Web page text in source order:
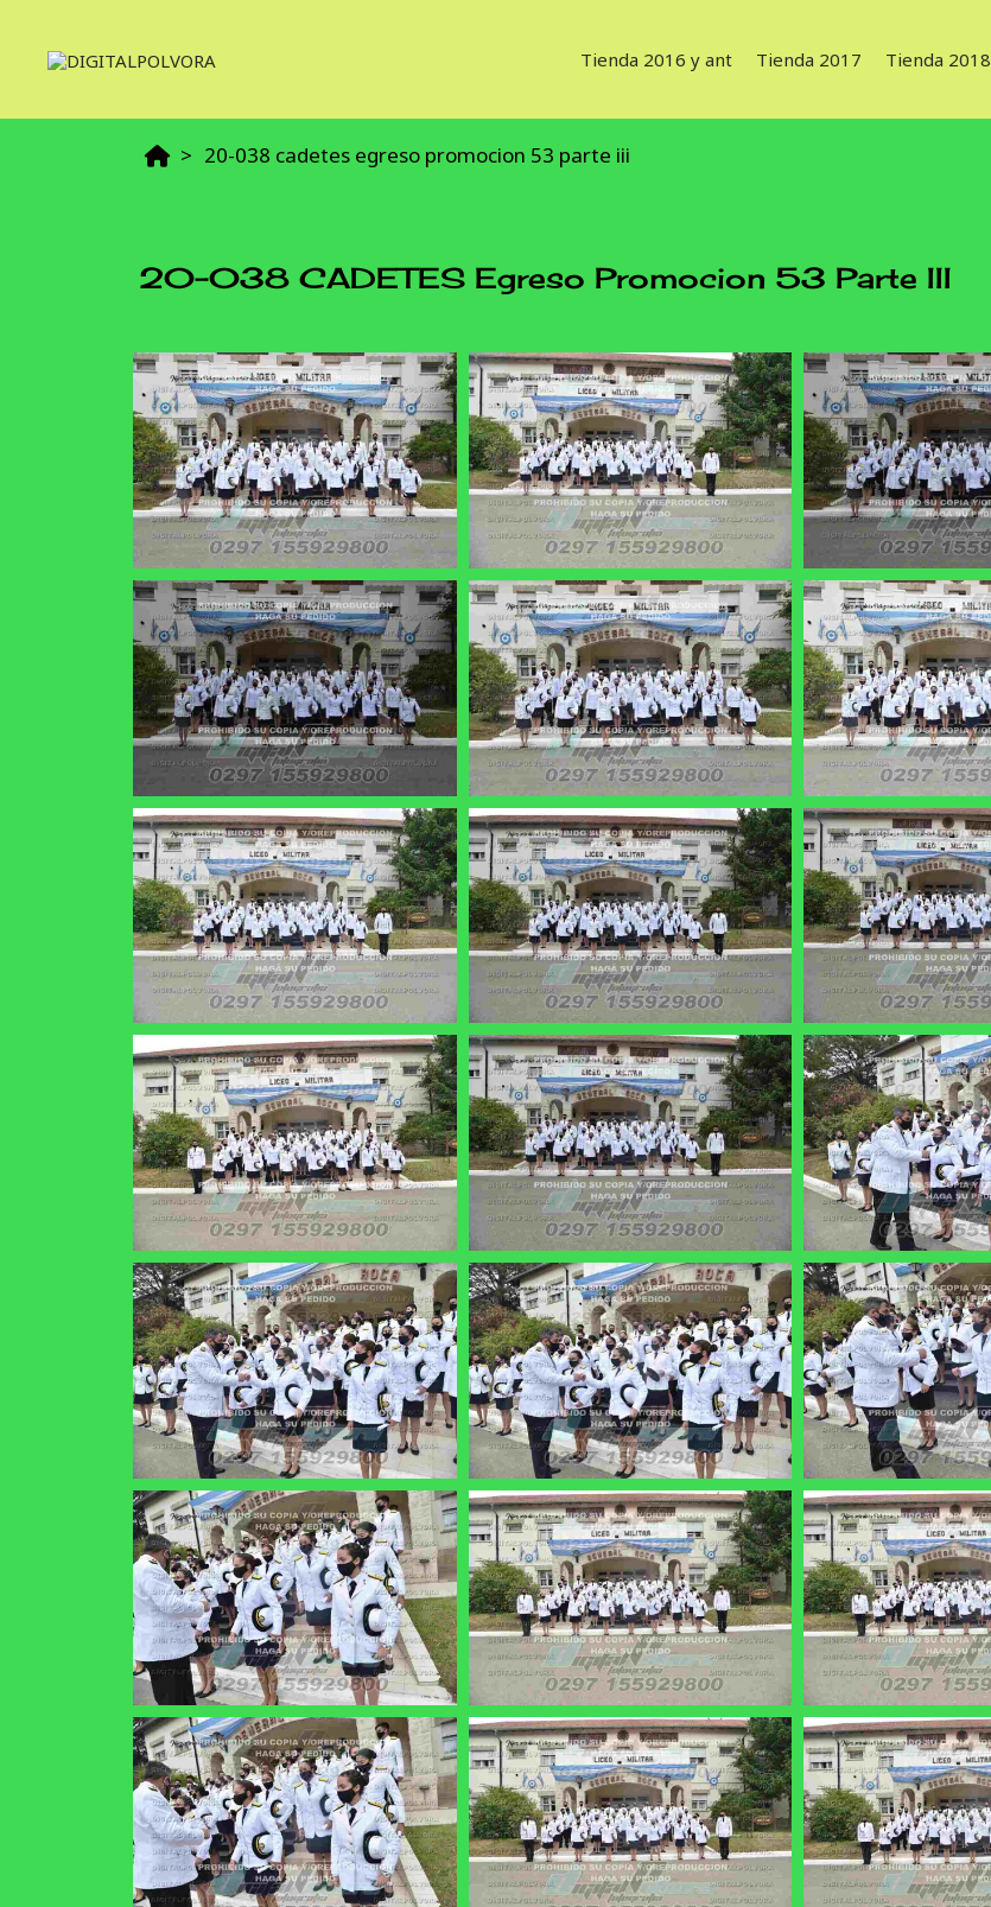
Tienda 2016 y ant Tienda 2017 Tienda 2018
20-038 cadetes egreso promocion 53 parte iii
20-038 CADETES Egreso Promocion 53 Parte III